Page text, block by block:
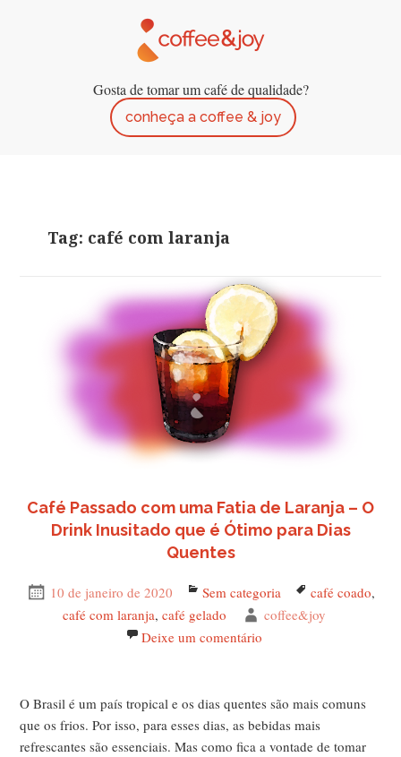
Gosta de tomar um café de qualidade?
conheça a coffee & joy
Tag: café com laranja
Café Passado com uma Fatia de Laranja – O
Drink Inusitado que é Ótimo para Dias
Quentes
Publicado
em
10 de janeiro de 2020 Categorias
Sem categoria Tags
café coado,
café com laranja, café gelado Autor
coffee&joy
Deixe um comentário
O Brasil é um país tropical e os dias quentes são mais comuns
que os frios. Por isso, para esses dias, as bebidas mais
refrescantes são essenciais. Mas como fica a vontade de tomar